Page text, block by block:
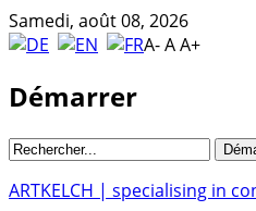
Samedi, août 08, 2026
A-AA+
Démarrer
ARTKELCH | specialising in